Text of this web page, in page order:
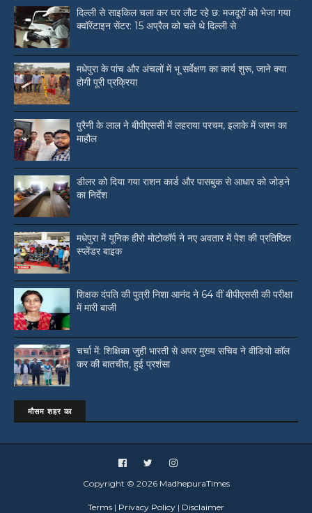
दिल्ली से साइकिल चला कर घर लौट रहे छ: मजदूरों को भेजा गया
क्वॉरेंटाइन सेंटर: 15 अप्रैल को चले थे दिल्ली से
मधेपुरा के पांच और अंचलों में भू सर्वेक्षण का कार्य शुरू, जाने क्या
होगी पूरी प्रक्रिया
पुरैनी के लाल ने बीपीएससी में लहराया परचम, इलाके में जश्न का
माहौल
डीलर को दिया गया राशन कार्ड और पासबुक से आधार को जोड़ने
का निर्देश
मधेपुरा में यूनिक हीरो मोटोकॉर्प ने नए अवतार में पेश की प्रतिष्ठित
स्प्लेंडर बाइक
शिक्षक दंपति की पुत्री निशा आनंद ने 64 वीं बीपीएससी की परीक्षा
में मारी बाजी
चर्चा में: शिक्षिका जुही भारती से अपर मुख्य सचिव ने वीडियो काॅल
कर की बातचीत, हुई प्रशंसा
मौसम शहर का
Copyright © 2026 MadhepuraTimes
Terms | Privacy Policy | Disclaimer